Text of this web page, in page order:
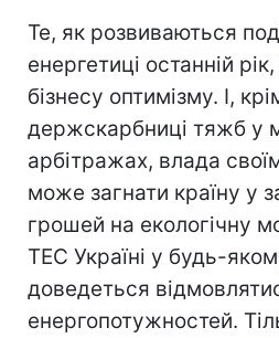
Те, як розвиваються
енергетиці останній
бізнесу оптимізму. І,
держскарбниці тяжб у
арбітражах, влада
може загнати країну у
грошей на екологічну
ТЕС Україні у будь-
доведеться
енергопотужностей.